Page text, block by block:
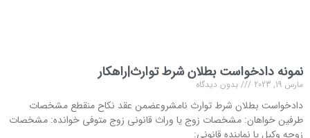
نمونه دادخواست بطلان شرط توارث|راهکار
مارس 19, 2023 بدون دیدگاه
دادخواست بطلان شرط توارث نامشروعضمن عقد نكاح منقطع مشخصات
طرفین خواهان: مشخصات زوج یا وراث قانونی زوج متوفی خوانده: مشخصات
زوجه وکیل یا نماینده قانونی: